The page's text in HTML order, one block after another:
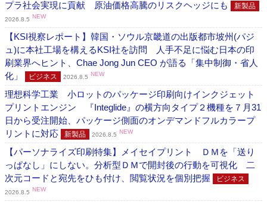
プラ社会実現に貢献 原油価格高騰のリスクヘッジにも
新製品
2026.8.5 NEW
【KSI視察レポート】韓国・ソウル京畿道の出版都市坡州(パジ
ュ)に本社工場を構えるKSI社を訪問 人手不足に悩む日本の印
刷業界へヒント、Chae Jong Jun CEO が語る「集中制御・省人
化」
ビジネス 2026.8.5 NEW
理想科学工業 小ロットのパッケージ印刷向けインクジェット
プリントエンジン 『Integlide』の横方向タイプ２機種を７月31
日から受注開始、パッケージ側面のオンデマンドフルカラープ
リントに対応
新製品 2026.8.5 NEW
【パーソナライズ印刷特集】メイセイプリント ＤＭを「送り
っぱなし」にしない。分析型ＤＭで開封後の行動を可視化 二
次元コードと宛先をひも付け、閲覧状況を個別把握
ビジネス
2026.8.5 NEW